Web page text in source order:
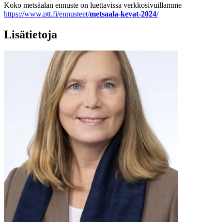
Koko metsäalan ennuste on luettavissa verkkosivuillamme
https://www.ptt.fi/ennusteet/metsaala-kevat-2024/
Lisätietoja